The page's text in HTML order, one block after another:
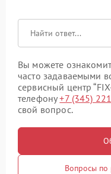
Вы можете
часто задаваемыми
сервисный центр
телефону+7 (345)
свой вопрос.
Вопросы по